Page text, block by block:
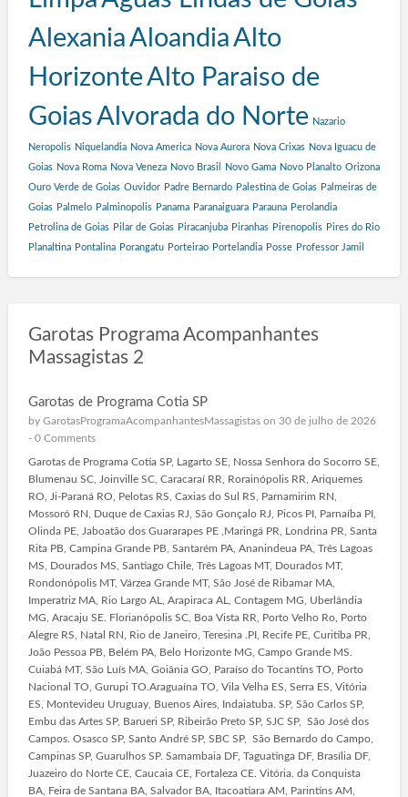
AlexaniaAloandiaAlto
HorizonteAlto Paraiso de
GoiasAlvorada do Norte Nazario
Neropolis Niquelandia Nova America Nova Aurora Nova Crixas Nova Iguacu de
Goias Nova Roma Nova Veneza Novo Brasil Novo Gama Novo Planalto Orizona
Ouro Verde de Goias Ouvidor Padre Bernardo Palestina de Goias Palmeiras de
Goias Palmelo Palminopolis Panama Paranaiguara Parauna Perolandia
Petrolina de Goias Pilar de Goias Piracanjuba Piranhas Pirenopolis Pires do Rio
Planaltina Pontalina Porangatu Porteirao Portelandia Posse Professor Jamil
Garotas Programa Acompanhantes
Massagistas 2
Garotas de Programa Cotia SP
by GarotasProgramaAcompanhantesMassagistason 30 de julho de 2026
- 0 Comments
Garotas de Programa Cotia SP, Lagarto SE, Nossa Senhora do Socorro SE,
Blumenau SC, Joinville SC, Caracaraí RR, Rorainópolis RR, Ariquemes
RO, Ji-Paraná RO, Pelotas RS, Caxias do Sul RS, Parnamirim RN,
Mossoró RN, Duque de Caxias RJ, São Gonçalo RJ, Picos PI, Parnaíba PI,
Olinda PE, Jaboatão dos Guararapes PE ,Maringá PR, Londrina PR, Santa
Rita PB, Campina Grande PB, Santarém PA, Ananindeua PA, Três Lagoas
MS, Dourados MS, Santiago Chile, Três Lagoas MT, Dourados MT,
Rondonópolis MT, Várzea Grande MT, São José de Ribamar MA,
Imperatriz MA, Rio Largo AL, Arapiraca AL, Contagem MG, Uberlândia
MG, Aracaju SE. Florianópolis SC, Boa Vista RR, Porto Velho Ro, Porto
Alegre RS, Natal RN, Rio de Janeiro, Teresina .PI, Recife PE, Curitiba PR,
João Pessoa PB, Belém PA, Belo Horizonte MG, Campo Grande MS.
Cuiabá MT, São Luís MA, Goiânia GO, Paraíso do Tocantins TO, Porto
Nacional TO, Gurupi TO.Araguaína TO, Vila Velha ES, Serra ES, Vitória
ES, Montevideu Uruguay, Buenos Aires, Indaiatuba. SP, São Carlos SP,
Embu das Artes SP, Barueri SP, Ribeirão Preto SP, SJC SP, São José dos
Campos. Osasco SP, Santo André SP, SBC SP, São Bernardo do Campo,
Campinas SP, Guarulhos SP. Samambaia DF, Taguatinga DF, Brasília DF,
Juazeiro do Norte CE, Caucaia CE, Fortaleza CE. Vitória. da Conquista
BA, Feira de Santana BA, Salvador BA, Itacoatiara AM, Parintins AM,